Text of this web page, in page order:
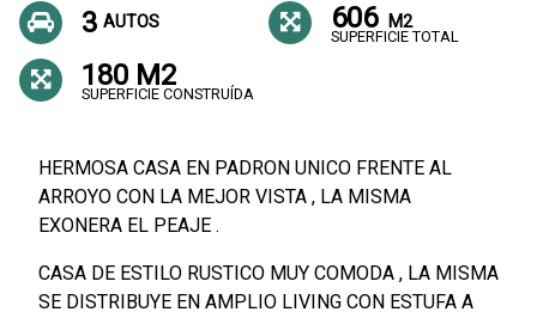
3 AUTOS 606 M2
SUPERFICIE TOTAL
180 M2
SUPERFICIE CONSTRUÍDA
HERMOSA CASA EN PADRON UNICO FRENTE AL
ARROYO CON LA MEJOR VISTA , LA MISMA
EXONERA EL PEAJE .
CASA DE ESTILO RUSTICO MUY COMODA , LA MISMA
SE DISTRIBUYE EN AMPLIO LIVING CON ESTUFA A